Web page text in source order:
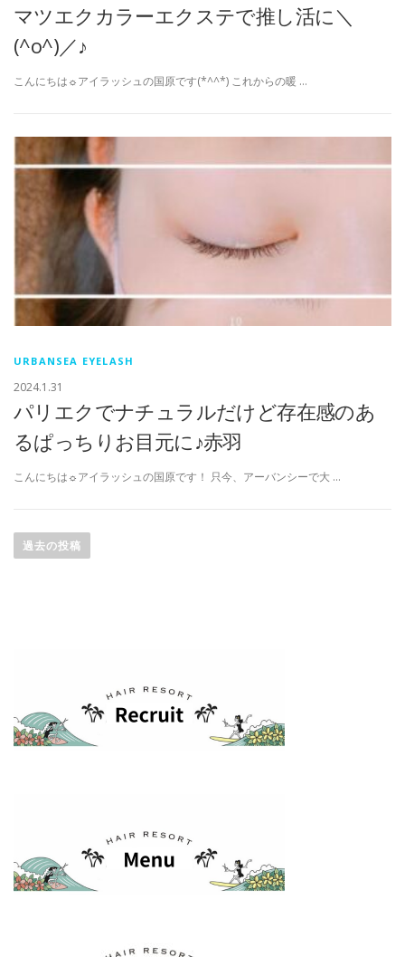
マツエクカラーエクステで推し活に＼
(^o^)／♪
こんにちは☼アイラッシュの国原です(*^^*) これからの暖 …
URBANSEA EYELASH
2024.1.31
パリエクでナチュラルだけど存在感のあ
るぱっちりお目元に♪赤羽
こんにちは☼アイラッシュの国原です！ 只今、アーバンシーで大 …
稿
ン
過去の投稿